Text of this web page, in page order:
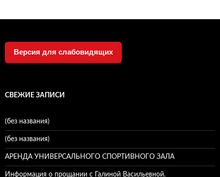
Версия для слабовидящих
СВЕЖИЕ ЗАПИСИ
(без названия)
(без названия)
АРЕНДА УНИВЕРСАЛЬНОГО СПОРТИВНОГО ЗАЛА
Информация о прощании с Галиной Васильевной.